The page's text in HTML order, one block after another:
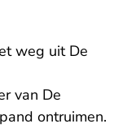
weg uit De
van De
ontruimen.